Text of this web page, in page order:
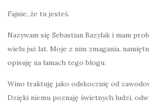
Fajnie, że tu jesteś.
Nazywam się Sebastian Bazylak i mam
wielu już lat. Moje z nim zmagania,
opisuję na łamach tego blogu.
Wino traktuję jako odskocznię od
Dzięki niemu poznaję świetnych ludzi,